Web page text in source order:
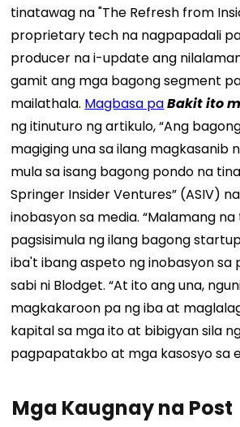
tinatawag na "The Refresh from
proprietary tech na nagpapadali
producer na i-update ang
gamit ang mga bagong segment
mailathala. Magbasa paBakit ito
ng itinuturo ng artikulo, “Ang
magiging una sa ilang magkasanib
mula sa isang bagong pondo na
Springer Insider Ventures” (ASIV)
inobasyon sa media. “Malamang
pagsisimula ng ilang bagong
iba't ibang aspeto ng inobasyon sa
sabi ni Blodget. “At ito ang una,
magkakaroon pa ng iba at
kapital sa mga ito at bibigyan sila
pagpapatakbo at mga kasosyo sa
Mga Kaugnay na Post